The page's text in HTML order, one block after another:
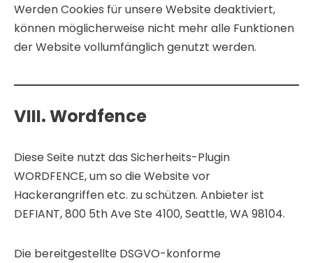
Werden Cookies für unsere Website deaktiviert,
können möglicherweise nicht mehr alle Funktionen
der Website vollumfänglich genutzt werden.
VIII. Wordfence
Diese Seite nutzt das Sicherheits-Plugin
WORDFENCE, um so die Website vor
Hackerangriffen etc. zu schützen. Anbieter ist
DEFIANT, 800 5th Ave Ste 4100, Seattle, WA 98104.
Die bereitgestellte DSGVO-konforme